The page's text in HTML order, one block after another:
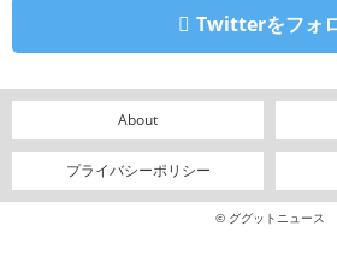
Twitterをフォ
About
プライバシーポリシー
© ググットニュース